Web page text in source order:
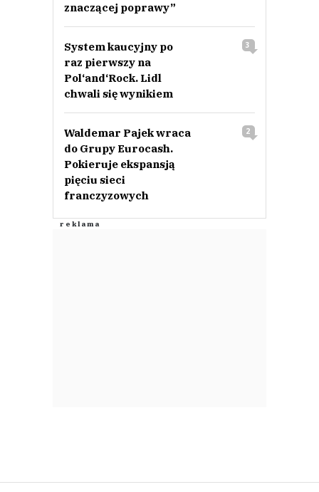
znaczącej poprawy”
System kaucyjny po
raz pierwszy na
Pol‘and‘Rock. Lidl
chwali się wynikiem
3
Waldemar Pajek wraca
do Grupy Eurocash.
Pokieruje ekspansją
pięciu sieci
franczyzowych
2